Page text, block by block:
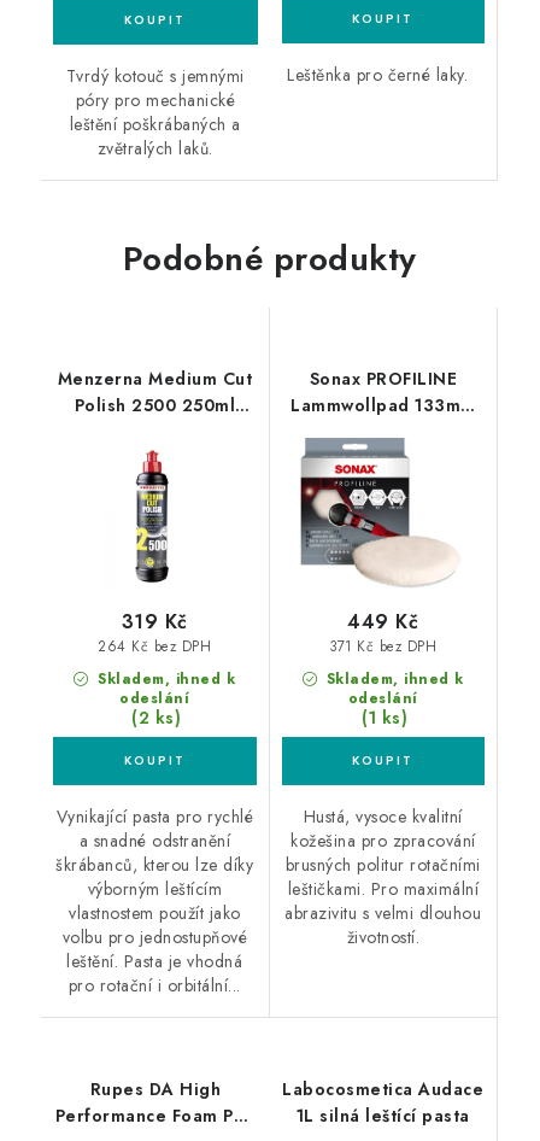
Tvrdý kotouč s jemnými
póry pro mechanické
leštění poškrábaných a
zvětralých laků.
Leštěnka pro černé laky.
Podobné produkty
Menzerna Medium Cut
Polish 2500 250ml
pasta
Skladem, ihned k
odeslání
(2 ks)
264 Kč bez DPH
319 Kč
Vynikající pasta pro rychlé
a snadné odstranění
škrábanců, kterou lze díky
výborným leštícím
vlastnostem použít jako
volbu pro jednostupňové
leštění. Pasta je vhodná
pro rotační i orbitální...
Sonax PROFILINE
Lammwollpad 133mm
Skladem, ihned k
odeslání
(1 ks)
371 Kč bez DPH
449 Kč
Hustá, vysoce kvalitní
kožešina pro zpracování
brusných politur rotačními
leštičkami. Pro maximální
abrazivitu s velmi dlouhou
životností.
Rupes DA High
Performance Foam Pad
Labocosmetica Audace
1L silná leštící pasta